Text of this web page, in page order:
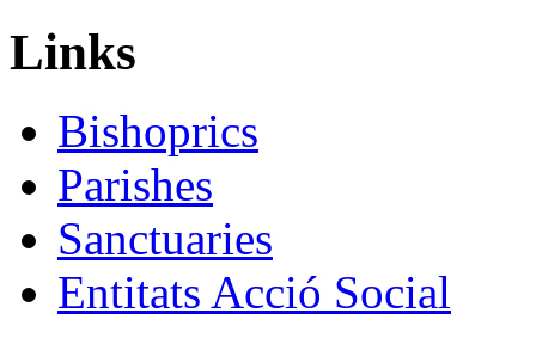
Links
Bishoprics
Parishes
Sanctuaries
Entitats Acció Social